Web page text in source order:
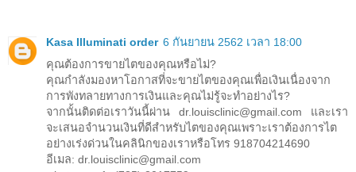
Kasa Illuminati order 6 กันยายน 2562 เวลา 18:00
คุณต้องการขายไตของคุณหรือไม่?
คุณกำลังมองหาโอกาสที่จะขายไตของคุณเพื่อเงินเนื่องจาก
การพังทลายทางการเงินและคุณไม่รู้จะทำอย่างไร?
จากนั้นติดต่อเราวันนี้ผ่าน dr.louisclinic@gmail.com และเรา
จะเสนอจำนวนเงินที่ดีสำหรับไตของคุณเพราะเราต้องการไต
อย่างเร่งด่วนในคลินิกของเราหรือโทร 918704214690
อีเมล: dr.louisclinic@gmail.com